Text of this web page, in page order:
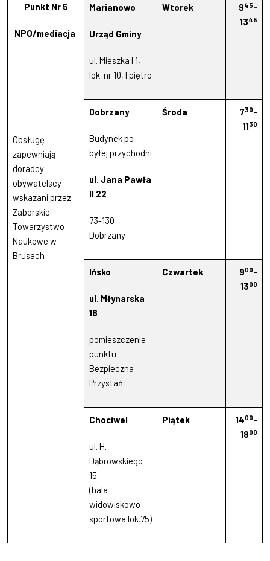
Punkt Nr 5
NPO/mediacja
Obsługę
zapewniają
doradcy
obywatelscy
wskazani przez
Zaborskie
Towarzystwo
Naukowe w
Brusach
Marianowo
Urząd Gminy
ul. Mieszka I 1,
lok. nr 10, I piętro
Wtorek 945-
1345
Dobrzany
Budynek po
byłej przychodni
ul. Jana Pawła
II 22
73-130
Dobrzany
Środa 730-
1130
Ińsko
ul. Młynarska
18
pomieszczenie
punktu
Bezpieczna
Przystań
Czwartek 900-
1300
Chociwel
ul. H.
Dąbrowskiego
15
(hala
widowiskowo-
sportowa lok.75)
Piątek 1400-
1800